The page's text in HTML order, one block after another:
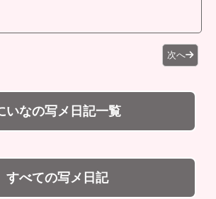
次へ
いなの写メ日記一覧
すべての写メ日記